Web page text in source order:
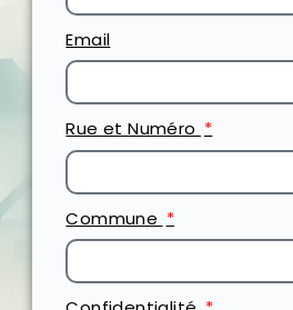
Email
Rue et Numéro
Commune